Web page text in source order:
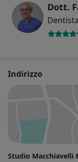
Dott.
Dentista
Indirizzo
Studio Macchiavelli